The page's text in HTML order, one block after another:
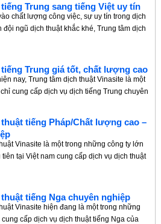
Trung sang tiếng Việt uy tín
chất lượng công việc, sự uy tín trong dịch
đội ngũ dịch thuật khắc khé, Trung tâm dịch
Trung giá tốt, chất lượng cao
nay, Trung tâm dịch thuật Vinasite là một
cung cấp dịch vụ dịch tiếng Trung chuyên
tiếng Pháp/Chất lượng cao –
Vinasite là một trong những công ty lớn
tiên tại Việt nam cung cấp dịch vụ dịch thuật
tiếng Nga chuyên nghiệp
Vinasite hiện đang là một trong những
cấp dịch vụ dịch thuật tiếng Nga của